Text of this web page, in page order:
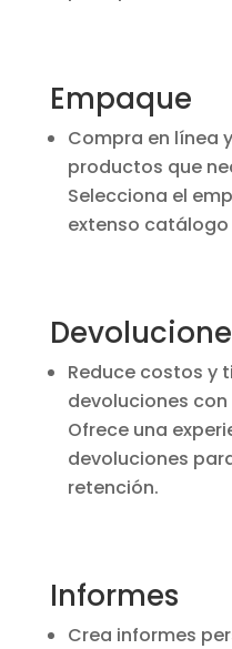
Empaque
Compra en línea
productos que
Selecciona el
extenso
Reduce costos y
devoluciones
Ofrece una
devoluciones
retención.
Informes
Crea informes